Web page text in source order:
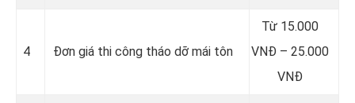
4 Đơn giá thi công tháo dỡ mái tôn
Từ 15.000
VNĐ – 25.000
VNĐ